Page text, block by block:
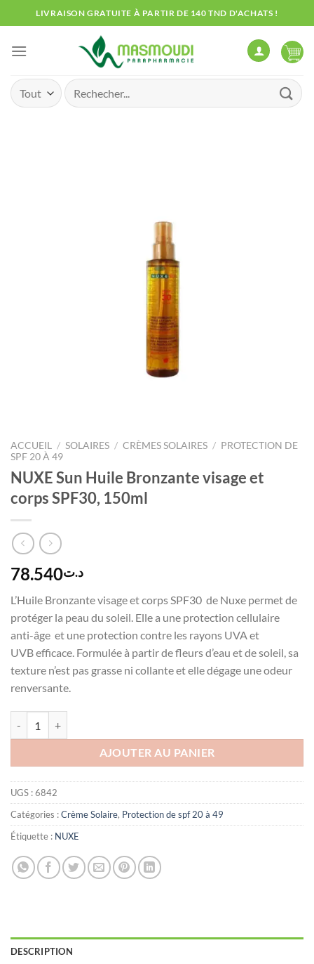
au
contenu
LIVRAISON GRATUITE À PARTIR DE 140 TND D'ACHATS !
Recherche
pour :
ACCUEIL / SOLAIRES / CRÈMES SOLAIRES / PROTECTION DE
SPF 20 À 49
NUXE Sun Huile Bronzante visage et
corps SPF30, 150ml
د.ت78.540
L’Huile Bronzante visage et corps SPF30 de Nuxe permet de
protéger la peau du soleil. Elle a une protection cellulaire
anti-âge et une protection contre les rayons UVA et
UVB efficace. Formulée à partir de fleurs d’eau et de soleil, sa
texture n’est pas grasse ni collante et elle dégage une odeur
renversante.
AJOUTER AU PANIER
UGS :6842
Catégories :Crème Solaire, Protection de spf 20 à 49
Étiquette : NUXE
DESCRIPTION